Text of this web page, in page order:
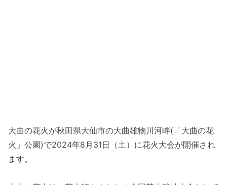
大曲の花火が秋田県大仙市の大曲雄物川河畔(「大曲の花
火」公園)で2024年8月31日（土）に花火大会が開催され
ます。